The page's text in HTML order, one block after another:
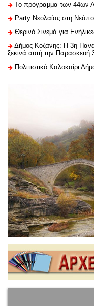
Το πρόγραμμα των 44ων
Party Νεολαίας στη
Θερινό Σινεμά για
Δήμος Κοζάνης: Η 3η
ξεκινά αυτή την Παρασκευή
Πολιτιστικό Καλοκαίρι